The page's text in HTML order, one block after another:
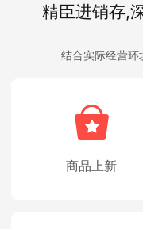
精臣进销存,
结合实际经营环
商品上新